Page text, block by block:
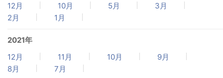
12月
10月 5月
3月
2月
1月
2021年
12月
11月 10月
9月
8月
7月